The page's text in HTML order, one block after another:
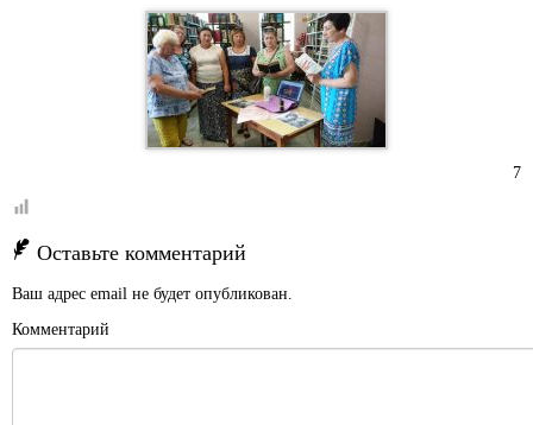
7
Оставьте комментарий
Ваш адрес email не будет опубликован.
Комментарий